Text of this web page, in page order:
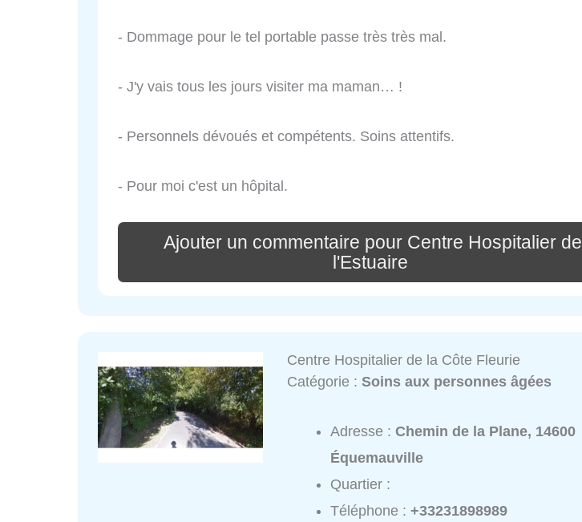
- Dommage pour le tel portable passe très très mal.
- J'y vais tous les jours visiter ma maman… !
- Personnels dévoués et compétents. Soins attentifs.
- Pour moi c'est un hôpital.
Ajouter un commentaire pour Centre Hospitalier de
l'Estuaire
Centre Hospitalier de la Côte Fleurie
Catégorie :Soins aux personnes âgées
Adresse :Chemin de la Plane, 14600
Équemauville
Quartier :
Téléphone :+33231898989